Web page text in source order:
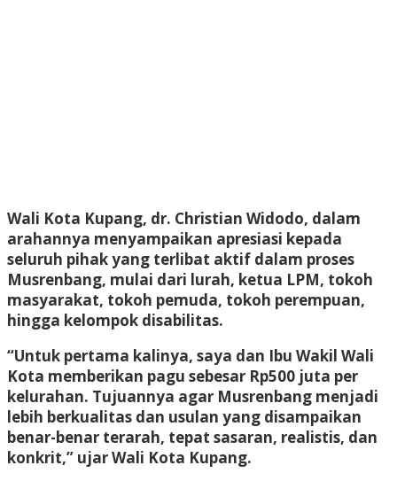
Wali Kota Kupang, dr. Christian Widodo, dalam
arahannya menyampaikan apresiasi kepada
seluruh pihak yang terlibat aktif dalam proses
Musrenbang, mulai dari lurah, ketua LPM, tokoh
masyarakat, tokoh pemuda, tokoh perempuan,
hingga kelompok disabilitas.
“Untuk pertama kalinya, saya dan Ibu Wakil Wali
Kota memberikan pagu sebesar Rp500 juta per
kelurahan. Tujuannya agar Musrenbang menjadi
lebih berkualitas dan usulan yang disampaikan
benar-benar terarah, tepat sasaran, realistis, dan
konkrit,” ujar Wali Kota Kupang.